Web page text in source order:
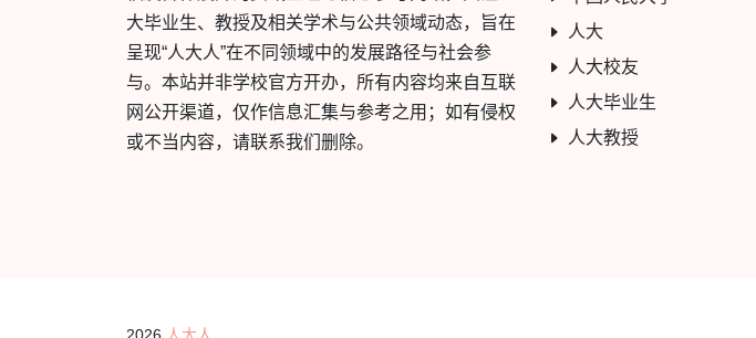
大毕业生、教授及相关学术与公共领域动态，旨在
呈现“人大人”在不同领域中的发展路径与社会参
与。本站并非学校官方开办，所有内容均来自互联
网公开渠道，仅作信息汇集与参考之用；如有侵权
或不当内容，请联系我们删除。
人大
人大校友
人大毕业生
人大教授